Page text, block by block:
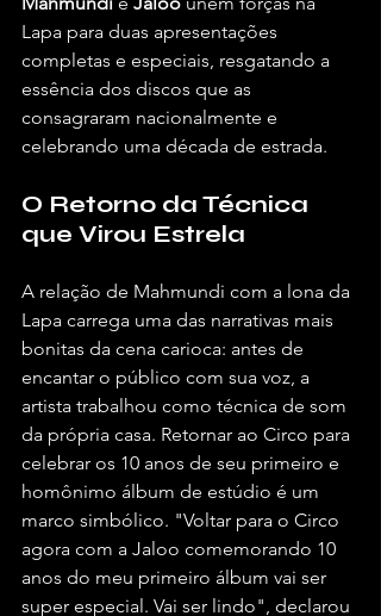
Lapa para duas apresentações
completas e especiais, resgatando a
essência dos discos que as
consagraram nacionalmente e
celebrando uma década de estrada.
O Retorno da Técnica
que Virou Estrela
A relação de Mahmundi com a lona da
Lapa carrega uma das narrativas mais
bonitas da cena carioca: antes de
encantar o público com sua voz, a
artista trabalhou como técnica de som
da própria casa. Retornar ao Circo para
celebrar os 10 anos de seu primeiro e
homônimo álbum de estúdio é um
marco simbólico. "Voltar para o Circo
agora com a Jaloo comemorando 10
anos do meu primeiro álbum vai ser
super especial. Vai ser lindo", declarou